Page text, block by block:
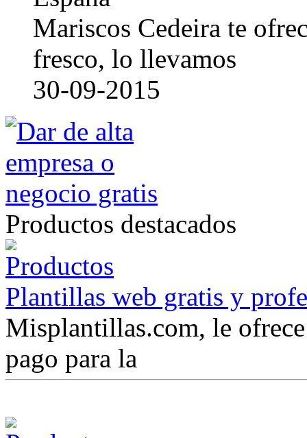
Mariscos Cedeira te
fresco, lo llevamos
30-09-2015
Productos destacados
Plantillas web gratis y
Misplantillas.com, le
pago para la